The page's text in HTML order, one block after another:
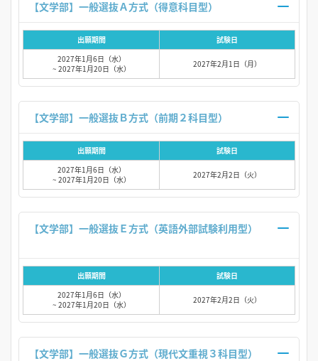
出願期間
試験日
2027年1月6日（水）
~ 2027年1月20日（水）
2027年2月1日（月）
出願期間
試験日
2027年1月6日（水）
~ 2027年1月20日（水）
2027年2月2日（火）
【文学部】一般選抜Ｅ方式（英語外部試験利用型）
出願期間
試験日
2027年1月6日（水）
~ 2027年1月20日（水）
2027年2月2日（火）
【文学部】一般選抜Ｇ方式（現代文重視３科目型）